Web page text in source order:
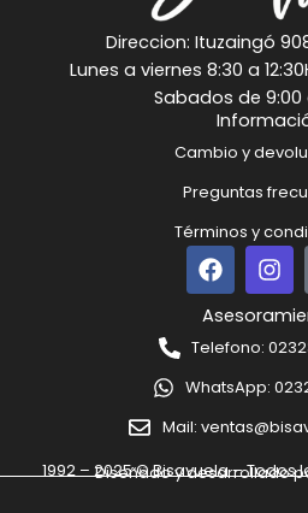
Direccion: Ituzaingó
Lunes a viernes 8:30 a
Sabados de 9:00
Cambio y
Preguntas
Términos y
F
a
c
e
b
o
o
k
I
n
s
t
a
g
r
a
Telefono:
WhatsApp:
Mail:
Diseñado y desarrollado
1992 – 2025 © Bisavuela –